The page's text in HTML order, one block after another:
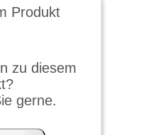
Produkt
zu diesem
gerne.